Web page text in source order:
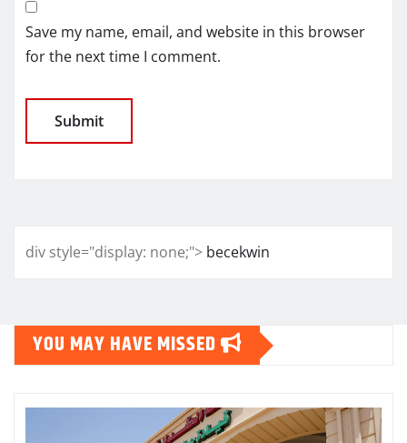
Save my name, email, and website in this browser
for the next time I comment.
div style="display: none;"> becekwin
YOU MAY HAVE MISSED